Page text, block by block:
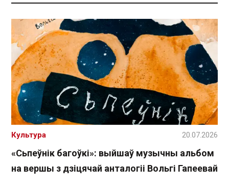
«Сьпеўнік багоўкі»: выйшаў музычны альбом
на вершы з дзіцячай анталогіі Вольгі Гапеевай
Культура 20.07.2026